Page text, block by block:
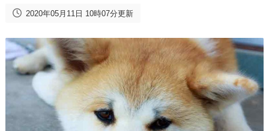
2020年05月11日 10時07分更新